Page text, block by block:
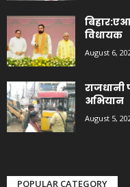
विधायक
August 6,
अभियान
August 5,
POPULAR CATEGORY